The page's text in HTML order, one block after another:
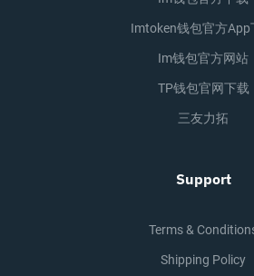
Imtoken钱包官方app
Im钱包官方网站
TP钱包官网下载
三友力拓
Support
Terms &
Shipping Policy